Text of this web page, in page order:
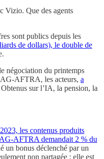
Vizio. Que des agents
sont publics depuis les
de dollars), le double de
négociation du printemps
AFTRA, les acteurs, a
sur l’IA, la pension, la
les contenus produits
AFTRA demandait 2 % du
un bonus déclenché par un
non partagée : elle est